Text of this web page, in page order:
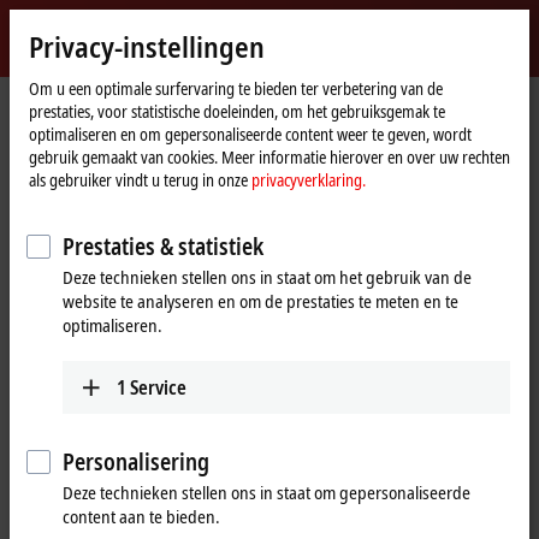
Beckhoff
-
New
Automation
Technology
Home
page
Bedrijf
Nieuws
The MX-System: Schirmer is a Beckhoff system customer
Wanneer u op 'Acceptere' klikt, tonen wij de video en passen we
de privacy-instellingen aan, hierbij wordt externe inhoud van
Vimeo geladen. Raadpleeg hier onze
Apr 24, 2024
Privacy-instellingen
Om u een optimale surfervaring te bieden ter verbetering van de
prestaties, voor statistische doeleinden, om het gebruiksgemak te
optimaliseren en om gepersonaliseerde content weer te geven, wordt
gebruik gemaakt van cookies. Meer informatie hierover en over uw rechten
als gebruiker vindt u terug in onze privacyverklaring.
Prestaties & statistiek
Deze technieken stellen ons in staat om het gebruik van de
website te analyseren en om de prestaties te meten en te
optimaliseren.
1 Service
Personalisering
Deze technieken stellen ons in staat om gepersonaliseerde
content aan te bieden.